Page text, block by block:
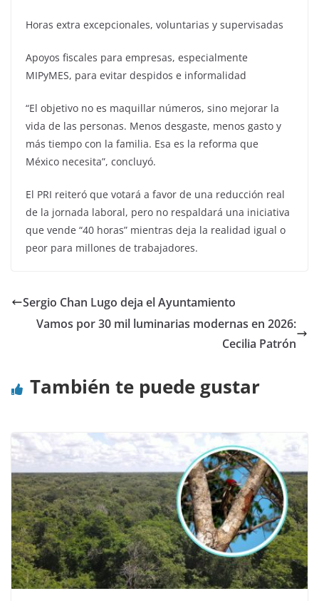
Horas extra excepcionales, voluntarias y supervisadas
Apoyos fiscales para empresas, especialmente
MIPyMES, para evitar despidos e informalidad
“El objetivo no es maquillar números, sino mejorar la
vida de las personas. Menos desgaste, menos gasto y
más tiempo con la familia. Esa es la reforma que
México necesita”, concluyó.
El PRI reiteró que votará a favor de una reducción real
de la jornada laboral, pero no respaldará una iniciativa
que vende “40 horas” mientras deja la realidad igual o
peor para millones de trabajadores.
Sergio Chan Lugo deja el Ayuntamiento
Vamos por 30 mil luminarias modernas en 2026:
Cecilia Patrón
También te puede gustar